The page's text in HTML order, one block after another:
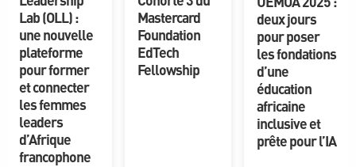
Lab (OLL) :
une nouvelle
plateforme
pour former
et connecter
les femmes
leaders
d’Afrique
francophone
Mastercard
Foundation
EdTech
Fellowship
deux jours
pour poser
les fondations
d’une
éducation
africaine
inclusive et
prête pour l’IA